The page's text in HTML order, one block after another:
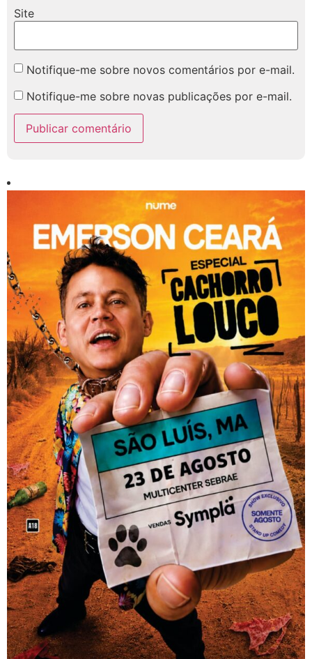
Site
Notifique-me sobre novos comentários por e-mail.
Notifique-me sobre novas publicações por e-mail.